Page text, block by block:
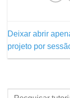
PESQUISAR
Deixar abrir
projeto por